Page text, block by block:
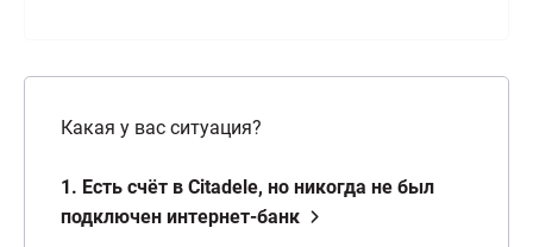
Какая у вас ситуация?
1. Есть счёт в Citadele, но никогда не был
подключен интернет-банк